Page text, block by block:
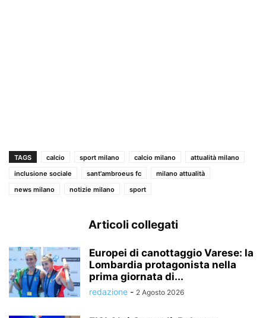
TAGS calcio sport milano calcio milano
attualità milano
inclusione sociale
sant'ambroeus fc
milano attualità
news milano
notizie milano sport
Articoli collegati
Europei di canottaggio Varese: la
Lombardia protagonista nella
prima giornata di...
redazione - 2 Agosto 2026